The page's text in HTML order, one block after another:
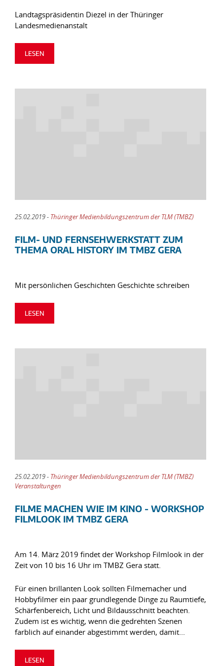
Landtagspräsidentin Diezel in der Thüringer
Landesmedienanstalt
LESEN
25.02.2019 - Thüringer Medienbildungszentrum der TLM (TMBZ)
FILM- UND FERNSEHWERKSTATT ZUM
THEMA ORAL HISTORY IM TMBZ GERA
Mit persönlichen Geschichten Geschichte schreiben
LESEN
25.02.2019 - Thüringer Medienbildungszentrum der TLM (TMBZ)
Veranstaltungen
FILME MACHEN WIE IM KINO - WORKSHOP
FILMLOOK IM TMBZ GERA
Am 14. März 2019 findet der Workshop Filmlook in der
Zeit von 10 bis 16 Uhr im TMBZ Gera statt.
Für einen brillanten Look sollten Filmemacher und
Hobbyfilmer ein paar grundlegende Dinge zu Raumtiefe,
Schärfenbereich, Licht und Bildausschnitt beachten.
Zudem ist es wichtig, wenn die gedrehten Szenen
farblich auf einander abgestimmt werden, damit...
LESEN